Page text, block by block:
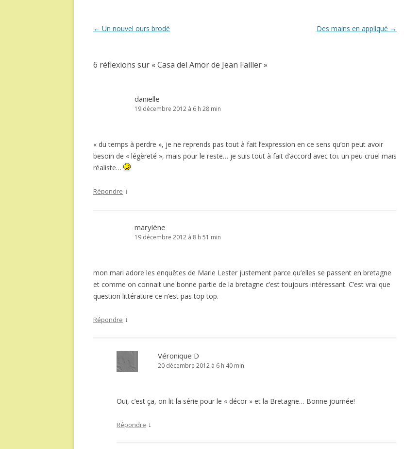
Navigation
← Un nouvel ours brodé Des mains en appliqué →
6 réflexions sur «Casa del Amor de Jean Failler»
danielle
19 décembre 2012 à 6 h 28 min
« du temps à perdre », je ne reprends pas tout à fait l’expression en ce sens qu’on peut avoir
besoin de « légèreté », mais pour le reste… je suis tout à fait d’accord avec toi. un peu cruel mais
réaliste…
Répondre ↓
marylène
19 décembre 2012 à 8 h 51 min
mon mari adore les enquêtes de Marie Lester justement parce qu’elles se passent en bretagne
et comme on connait une bonne partie de la bretagne c’est toujours intéressant. C’est vrai que
question littérature ce n’est pas top top.
Répondre ↓
Véronique D
20 décembre 2012 à 6 h 40 min
Oui, c’est ça, on lit la série pour le « décor » et la Bretagne… Bonne journée!
Répondre ↓